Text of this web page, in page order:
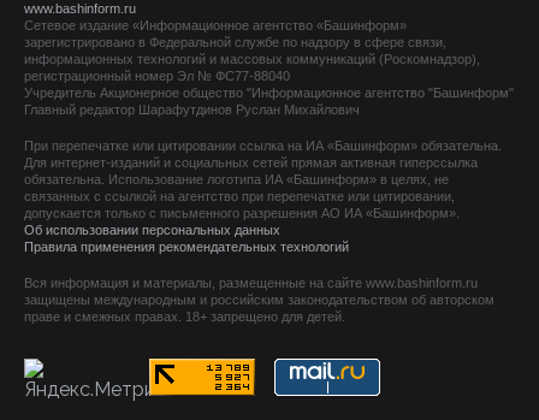
www.bashinform.ru
Сетевое издание «Информационное агентство «Башинформ»
зарегистрировано в Федеральной службе по надзору в сфере связи,
информационных технологий и массовых коммуникаций (Роскомнадзор),
регистрационный номер Эл № ФС77-88040
Учредитель Акционерное общество "Информационное агентство "Башинформ"
Главный редактор Шарафутдинов Руслан Михайлович
При перепечатке или цитировании ссылка на ИА «Башинформ» обязательна.
Для интернет-изданий и социальных сетей прямая активная гиперссылка
обязательна. Использование логотипа ИА «Башинформ» в целях, не
связанных с ссылкой на агентство при перепечатке или цитировании,
допускается только с письменного разрешения АО ИА «Башинформ».
Об использовании персональных данных
Правила применения рекомендательных технологий
Вся информация и материалы, размещенные на сайте www.bashinform.ru
защищены международным и российским законодательством об авторском
праве и смежных правах. 18+ запрещено для детей.